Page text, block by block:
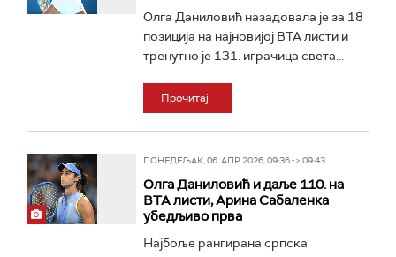
Олга Даниловић назадовала је за 18
позиција на најновијој ВТА листи и
тренутно је 131. играчица света...
Прочитај
ПОНЕДЕЉАК, 06. АПР 2026, 09:36 -> 09:43
Олга Даниловић и даље 110. на
ВТА листи, Арина Сабаленка
убедљиво прва
Најбоље рангирана српска